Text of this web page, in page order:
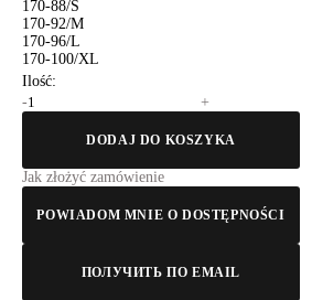
170-88/S
170-92/M
170-96/L
170-100/XL
Ilość:
-
+
DODAJ DO KOSZYKA
Jak złożyć zamówienie
POWIADOM MNIE O DOSTĘPNOŚCI
ПОЛУЧИТЬ ПО EMAIL